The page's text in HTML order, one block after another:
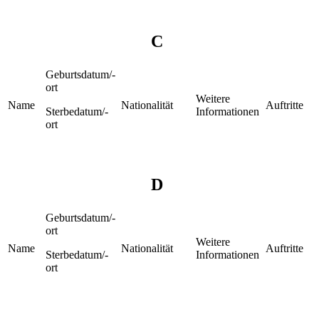
C
Name
Geburtsdatum/-
ort
Sterbedatum/-
ort
Nationalität
Weitere
Informationen
Auftritte
D
Name
Geburtsdatum/-
ort
Sterbedatum/-
ort
Nationalität
Weitere
Informationen
Auftritte